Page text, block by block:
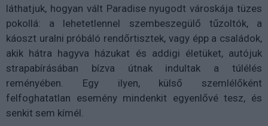
láthatjuk, hogyan vált Paradise nyugodt városkája tüzes
pokollá: a lehetetlennel szembeszegülő tűzoltók, a
káoszt uralni próbáló rendőrtisztek, vagy épp a családok,
akik hátra hagyva házukat és addigi életüket, autójuk
strapabírásában bízva útnak indultak a túlélés
reményében. Egy ilyen, külső szemlélőként
felfoghatatlan esemény mindenkit egyenlővé tesz, és
senkit sem kímél.